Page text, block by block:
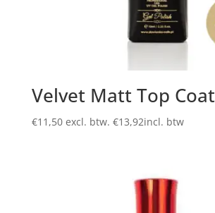
Velvet Matt Top Coat
€11,50 excl. btw. €13,92incl. btw